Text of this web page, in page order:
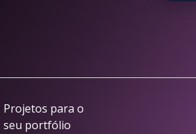
Projetos para o
seu portfólio